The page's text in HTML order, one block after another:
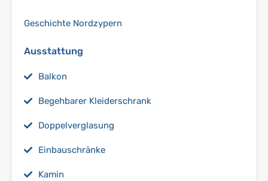
Geschichte Nordzypern
Ausstattung
Balkon
Begehbarer Kleiderschrank
Doppelverglasung
Einbauschränke
Kamin